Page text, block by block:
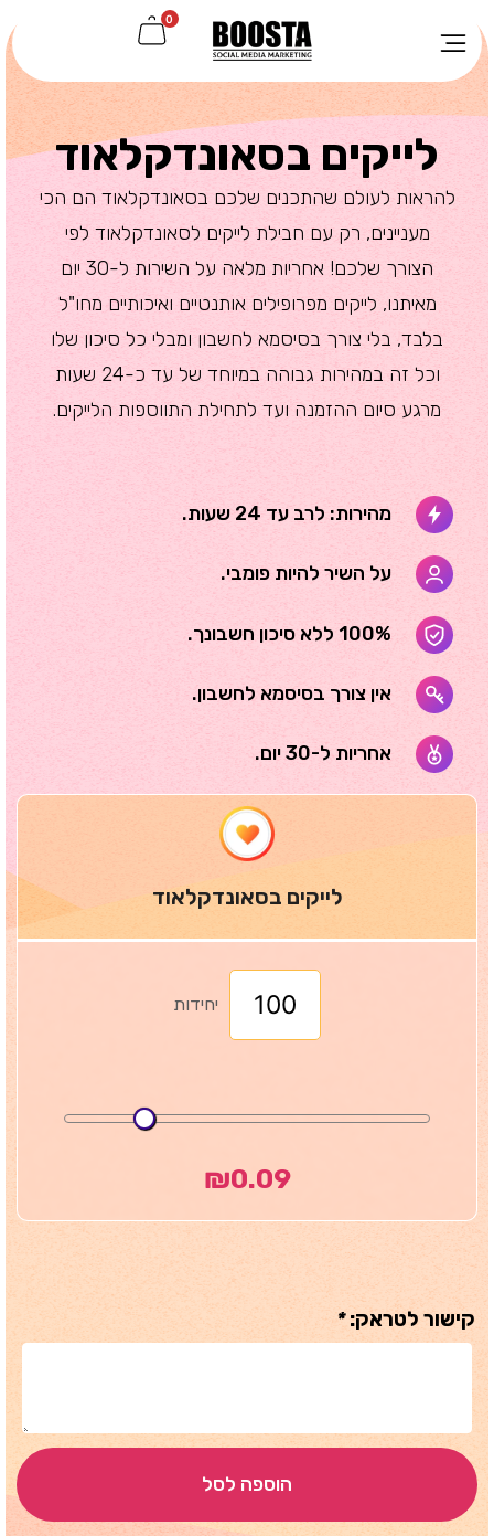
0
לייקים בסאונדקלאוד
להראות לעולם שהתכנים שלכם בסאונדקלאוד הם הכי
מעניינים, רק עם חבילת לייקים לסאונדקלאוד לפי
הצורך שלכם! אחריות מלאה על השירות ל-30 יום
מאיתנו, לייקים מפרופילים אותנטיים ואיכותיים מחו"ל
בלבד, בלי צורך בסיסמא לחשבון ומבלי כל סיכון שלו
וכל זה במהירות גבוהה במיוחד של עד כ-24 שעות
מרגע סיום ההזמנה ועד לתחילת התווספות הלייקים.
מהירות: לרב עד 24 שעות.
על השיר להיות פומבי.
100% ללא סיכון חשבונך.
אין צורך בסיסמא לחשבון.
אחריות ל-30 יום.
לייקים בסאונדקלאוד
יחידות
₪0.09
קישור לטראק:*
הוספה לסל